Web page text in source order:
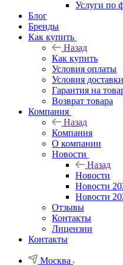
Услуги по
Блог
Бренды
Как купить
Назад
Как купить
Условия оплаты
Условия доставки
Гарантия на
Возврат товара
Компания
Назад
Компания
О компании
Новости
Назад
Новости
Новости
Новости
Отзывы
Контакты
Лицензии
Контакты
Москва